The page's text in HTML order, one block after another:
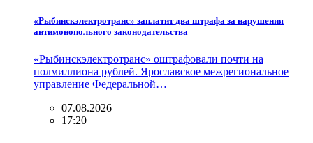
«Рыбинскэлектротранс» заплатит два штрафа за нарушения
антимонопольного законодательства
«Рыбинскэлектротранс» оштрафовали почти на
полмиллиона рублей. Ярославское межрегиональное
управление Федеральной…
07.08.2026
17:20